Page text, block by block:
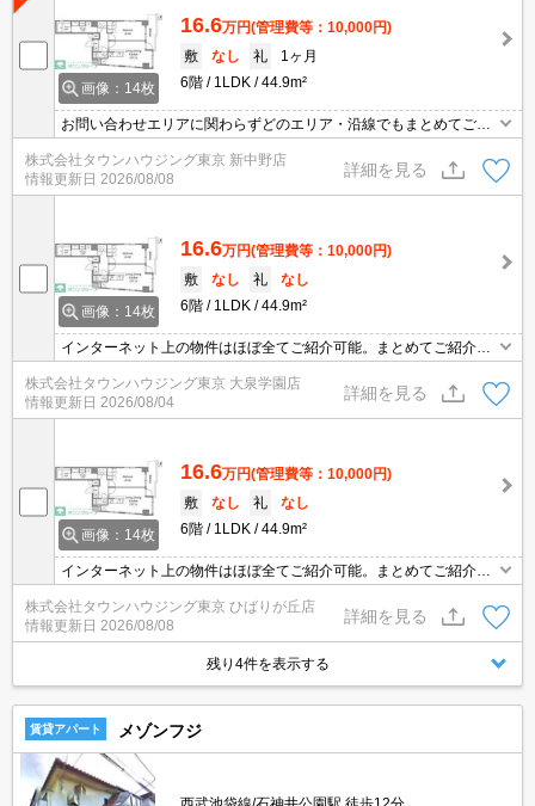
画像：14枚
16.6万円(管理費等：10,000円)
敷
なし 礼
1ヶ月
6階
1LDK 44.9m²
お問い合わせエリアに関わらずどのエリア・沿線でもまとめてご紹
介可能です！！迷われている場合はますご相談くださいませ。
株式会社タウンハウジング東京 新中野店
情報更新日 2026/08/08
詳細を見る
画像：14枚
16.6万円(管理費等：10,000円)
敷
なし 礼
なし
6階
1LDK 44.9m²
インターネット上の物件はほぼ全てご紹介可能。まとめてご紹介致
します。お気軽にお問合せください。お部屋探しは情報量地域ナン
バー1のタウンハウジングまで。
株式会社タウンハウジング東京 大泉学園店
情報更新日 2026/08/04
詳細を見る
画像：14枚
16.6万円(管理費等：10,000円)
敷
なし 礼
なし
6階
1LDK 44.9m²
インターネット上の物件はほぼ全てご紹介可能。まとめてご紹介致
します。お気軽にお問合せください。お部屋探しは情報量地域ナン
バー1のタウンハウジングまで。
株式会社タウンハウジング東京 ひばりが丘店
情報更新日 2026/08/08
詳細を見る
残り4件を表示する
賃貸アパート メゾンフジ